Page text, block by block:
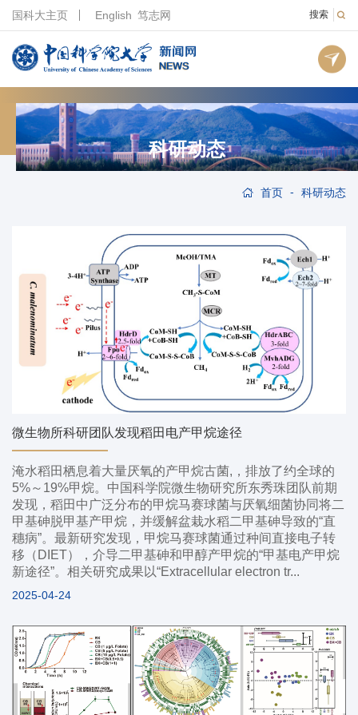
搜索
国科大主页 English 笃志网
科研动态
首页 - 科研动态
微生物所科研团队发现稻田电产甲烷途径
淹水稻田栖息着大量厌氧的产甲烷古菌,，排放了约全球的
5%～19%甲烷。中国科学院微生物研究所东秀珠团队前期
发现，稻田中广泛分布的甲烷马赛球菌与厌氧细菌协同将二
甲基砷脱甲基产甲烷，并缓解盆栽水稻二甲基砷导致的“直
穗病”。最新研究发现，甲烷马赛球菌通过种间直接电子转
移（DIET），介导二甲基砷和甲醇产甲烷的“甲基电产甲烷
新途径”。相关研究成果以“Extracellular electron tr...
2025-04-24